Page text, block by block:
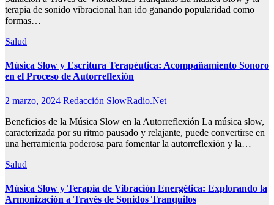
terapia de sonido vibracional han ido ganando popularidad como
formas…
Salud
Música Slow y Escritura Terapéutica: Acompañamiento Sonoro
en el Proceso de Autorreflexión
2 marzo, 2024 Redacción SlowRadio.Net
Beneficios de la Música Slow en la Autorreflexión La música slow,
caracterizada por su ritmo pausado y relajante, puede convertirse en
una herramienta poderosa para fomentar la autorreflexión y la…
Salud
Música Slow y Terapia de Vibración Energética: Explorando la
Armonización a Través de Sonidos Tranquilos